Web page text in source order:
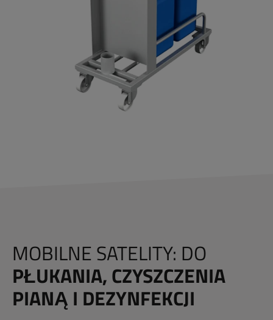
MOBILNE SATELITY: DO
PŁUKANIA, CZYSZCZENIA
PIANĄ I DEZYNFEKCJI